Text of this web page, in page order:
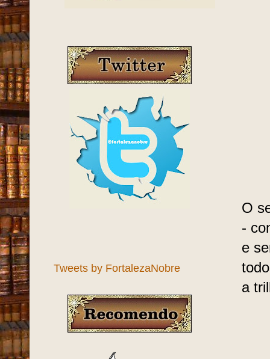
O
-
e
a
Tweets by FortalezaNobre